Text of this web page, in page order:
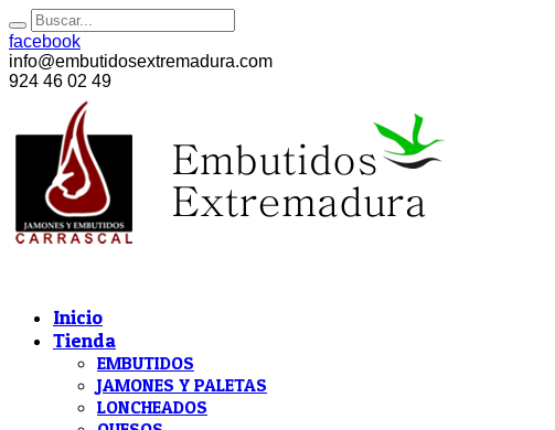
facebook
info@embutidosextremadura.com
924 46 02 49
Inicio
Tienda
EMBUTIDOS
JAMONES Y PALETAS
LONCHEADOS